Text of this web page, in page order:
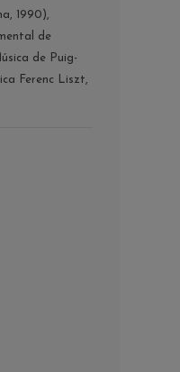
1990),
de
de Puig-
Ferenc Liszt,